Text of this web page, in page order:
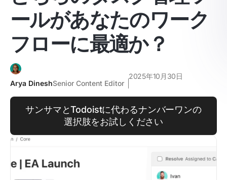
ールがあなたのワーク
フローに最適か？
Arya DineshSenior Content Editor
2025年10月30日
サンサマとTodoistに代わるナンバーワンの
選択肢をお試しください